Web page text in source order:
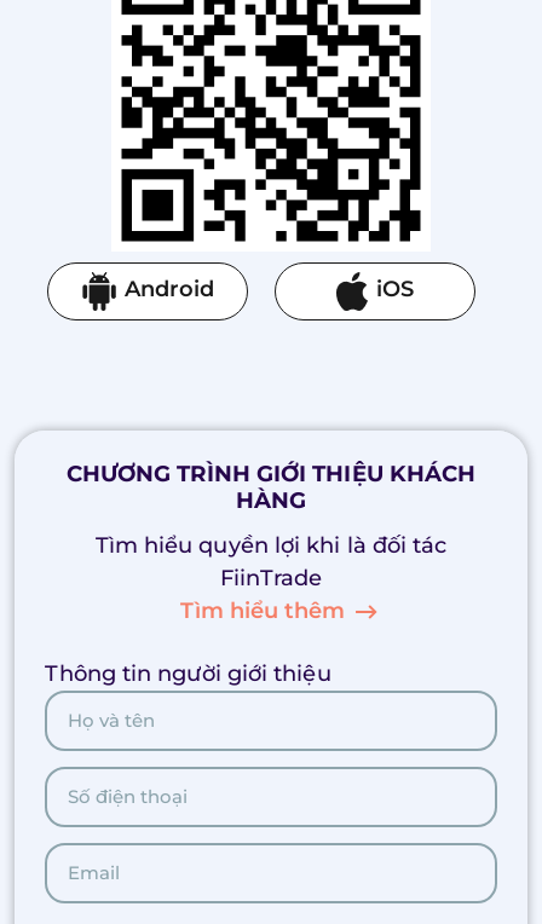
Android iOS
CHƯƠNG TRÌNH GIỚI THIỆU KHÁCH
HÀNG
Tìm hiểu quyền lợi khi là đối tác
FiinTrade
Tìm hiểu thêm
Thông tin người giới thiệu